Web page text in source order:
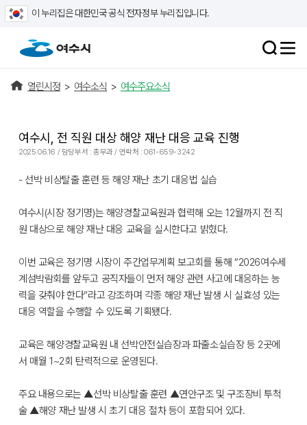
이 누리집은 대한민국 공식 전자정부 누리집입니다.
열린시정 > 여수소식 > 여수주요소식
여수시, 전 직원 대상 해양 재난 대응 교육 진행
2025.06.16 / 담당부서 : 총무과 / 연락처 : 061-659-3242
- 선박 비상탈출 훈련 등 해양 재난 초기 대응법 실습
여수시(시장 정기명)는 해양경찰교육원과 협력해 오는 12월까지 전 직
원 대상으로 해양 재난 대응 교육을 실시한다고 밝혔다.
이번 교육은 정기명 시장이 주간업무계획 보고회를 통해 “2026여수세
계섬박람회를 앞두고 공직자들이 먼저 해양 관련 사고에 대응하는 능
력을 갖춰야 한다”라고 강조하며 각종 해양 재난 발생 시 실효성 있는
대응 역할을 수행할 수 있도록 기획됐다.
교육은 해양경찰교육원 내 선박안전실습장과 파출소실습장 등 2곳에
서 매월 1~2회 탄력적으로 운영된다.
주요 내용으로는 ▲선박 비상탈출 훈련 ▲연안구조 및 구조장비 투척
술 ▲해양 재난 발생 시 초기 대응 절차 등이 포함되어 있다.